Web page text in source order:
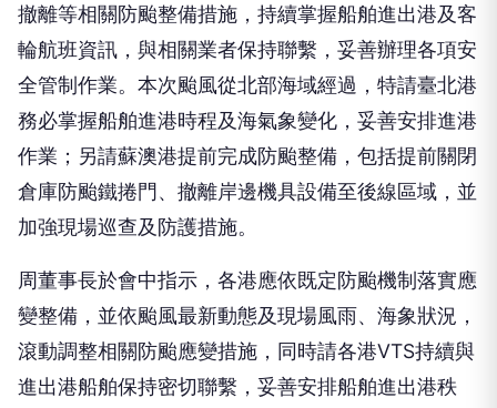
撤離等相關防颱整備措施，持續掌握船舶進出港及客
輪航班資訊，與相關業者保持聯繫，妥善辦理各項安
全管制作業。本次颱風從北部海域經過，特請臺北港
務必掌握船舶進港時程及海氣象變化，妥善安排進港
作業；另請蘇澳港提前完成防颱整備，包括提前關閉
倉庫防颱鐵捲門、撤離岸邊機具設備至後線區域，並
加強現場巡查及防護措施。
周董事長於會中指示，各港應依既定防颱機制落實應
變整備，並依颱風最新動態及現場風雨、海象狀況，
滾動調整相關防颱應變措施，同時請各港VTS持續與
進出港船舶保持密切聯繫，妥善安排船舶進出港秩